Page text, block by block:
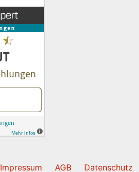
Impressum AGB Datenschutz